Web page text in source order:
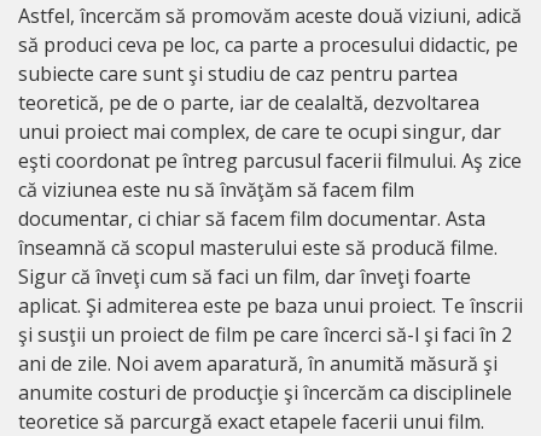
Astfel, încercăm să promovăm aceste două viziuni, adică
să produci ceva pe loc, ca parte a procesului didactic, pe
subiecte care sunt şi studiu de caz pentru partea
teoretică, pe de o parte, iar de cealaltă, dezvoltarea
unui proiect mai complex, de care te ocupi singur, dar
eşti coordonat pe întreg parcusul facerii filmului. Aş zice
că viziunea este nu să învăţăm să facem film
documentar, ci chiar să facem film documentar. Asta
înseamnă că scopul masterului este să producă filme.
Sigur că înveţi cum să faci un film, dar înveţi foarte
aplicat. Şi admiterea este pe baza unui proiect. Te înscrii
şi susţii un proiect de film pe care încerci să-l şi faci în 2
ani de zile. Noi avem aparatură, în anumită măsură şi
anumite costuri de producţie şi încercăm ca disciplinele
teoretice să parcurgă exact etapele facerii unui film.